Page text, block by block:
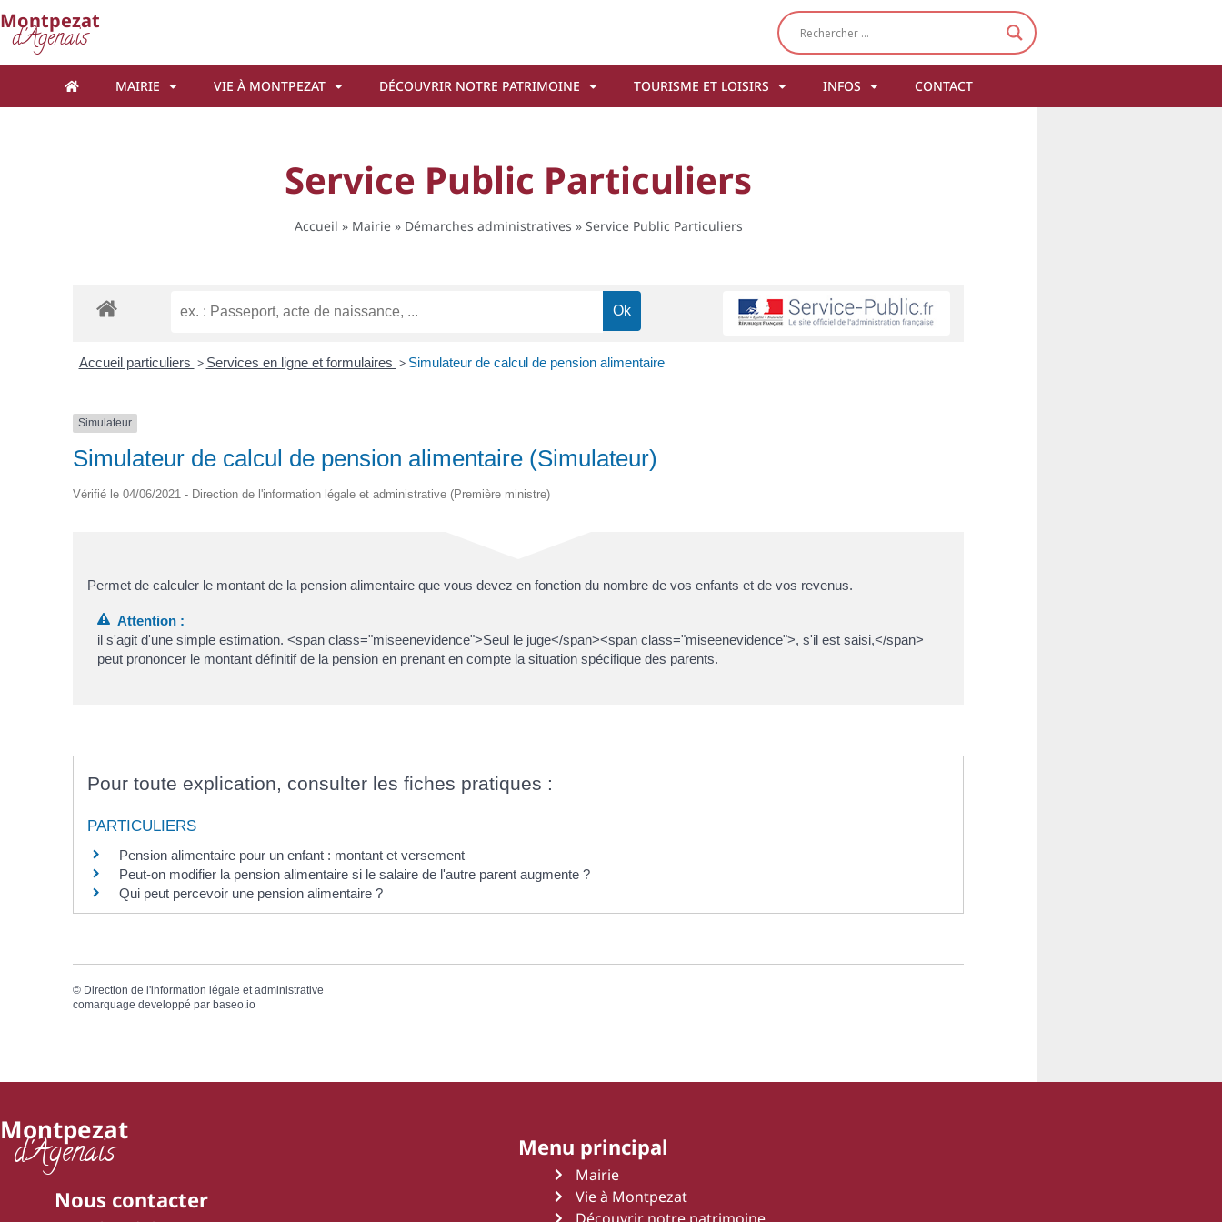
Montpezat
d'Agenais
MAIRIE VIE À MONTPEZAT DÉCOUVRIR NOTRE PATRIMOINE TOURISME ET LOISIRS INFOS CONTACT
Service Public Particuliers
Accueil » Mairie» Démarches administratives » Service Public Particuliers
Accueil particuliers > Services en ligne et formulaires > Simulateur de calcul de pension alimentaire
Simulateur
Simulateur de calcul de pension alimentaire (Simulateur)
Vérifié le 04/06/2021 - Direction de l'information légale et administrative (Première ministre)
Permet de calculer le montant de la pension alimentaire que vous devez en fonction du nombre de vos enfants et de vos revenus.
Attention :
il s'agit d'une simple estimation. <span class="miseenevidence">Seul le juge</span><span class="miseenevidence">, s'il est saisi,</span>
peut prononcer le montant définitif de la pension en prenant en compte la situation spécifique des parents.
Pour toute explication, consulter les fiches pratiques :
PARTICULIERS
Pension alimentaire pour un enfant : montant et versement
Peut-on modifier la pension alimentaire si le salaire de l'autre parent augmente ?
Qui peut percevoir une pension alimentaire ?
© Direction de l'information légale et administrative
comarquage developpé par baseo.io
Montpezat
d'Agenais
Nous contacter
Menu principal
Mairie
Vie à Montpezat
Cookies management panel